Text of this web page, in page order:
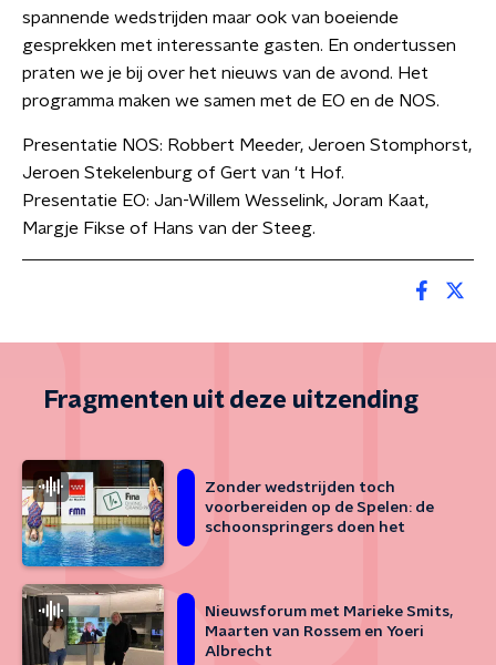
spannende wedstrijden maar ook van boeiende
gesprekken met interessante gasten. En ondertussen
praten we je bij over het nieuws van de avond. Het
programma maken we samen met de EO en de NOS.
Presentatie NOS: Robbert Meeder, Jeroen Stomphorst,
Jeroen Stekelenburg of Gert van 't Hof.
Presentatie EO: Jan-Willem Wesselink, Joram Kaat,
Margje Fikse of Hans van der Steeg.
Fragmenten uit deze uitzending
Zonder wedstrijden toch
voorbereiden op de Spelen: de
schoonspringers doen het
Nieuwsforum met Marieke Smits,
Maarten van Rossem en Yoeri
Albrecht